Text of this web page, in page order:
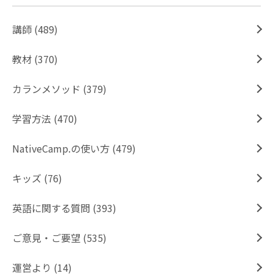
講師 (489)
教材 (370)
カランメソッド (379)
学習方法 (470)
NativeCamp.の使い方 (479)
キッズ (76)
英語に関する質問 (393)
ご意見・ご要望 (535)
運営より (14)